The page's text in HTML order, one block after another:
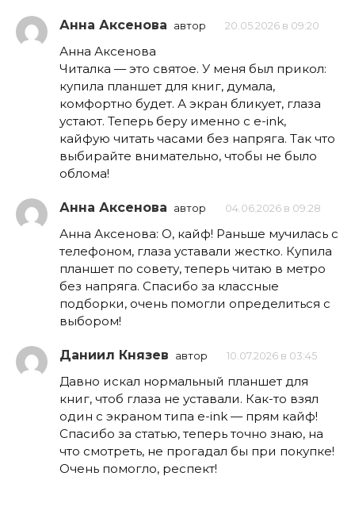
Анна Аксенова автор 20.05.2026 в 09:20
Анна Аксенова
Читалка — это святое. У меня был прикол:
купила планшет для книг, думала,
комфортно будет. А экран бликует, глаза
устают. Теперь беру именно с e-ink,
кайфую читать часами без напряга. Так что
выбирайте внимательно, чтобы не было
облома!
Анна Аксенова автор 04.06.2026 в 09:28
Анна Аксенова: О, кайф! Раньше мучилась с
телефоном, глаза уставали жестко. Купила
планшет по совету, теперь читаю в метро
без напряга. Спасибо за классные
подборки, очень помогли определиться с
выбором!
Даниил Князев автор 10.07.2026 в 03:45
Давно искал нормальный планшет для
книг, чтоб глаза не уставали. Как-то взял
один с экраном типа e-ink — прям кайф!
Спасибо за статью, теперь точно знаю, на
что смотреть, не прогадал бы при покупке!
Очень помогло, респект!